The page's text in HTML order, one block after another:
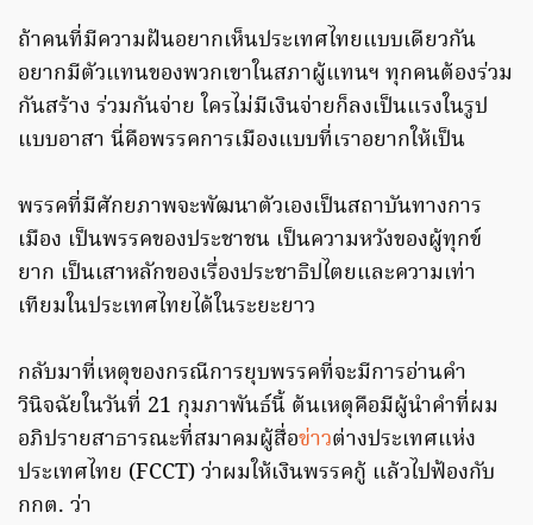
ถ้าคนที่มีความฝันอยากเห็นประเทศไทยแบบเดียวกัน
อยากมีตัวแทนของพวกเขาในสภาผู้แทนฯ ทุกคนต้องร่วม
กันสร้าง ร่วมกันจ่าย ใครไม่มีเงินจ่ายก็ลงเป็นแรงในรูป
แบบอาสา นี่คือพรรคการเมืองแบบที่เราอยากให้เป็น
พรรคที่มีศักยภาพจะพัฒนาตัวเองเป็นสถาบันทางการ
เมือง เป็นพรรคของประชาชน เป็นความหวังของผู้ทุกข์
ยาก เป็นเสาหลักของเรื่องประชาธิปไตยและความเท่า
เทียมในประเทศไทยได้ในระยะยาว
กลับมาที่เหตุของกรณีการยุบพรรคที่จะมีการอ่านคำ
วินิจฉัยในวันที่ 21 กุมภาพันธ์นี้ ต้นเหตุคือมีผู้นำคำที่ผม
อภิปรายสาธารณะที่สมาคมผู้สื่อข่าวต่างประเทศแห่ง
ประเทศไทย (FCCT) ว่าผมให้เงินพรรคกู้ แล้วไปฟ้องกับ
กกต. ว่า